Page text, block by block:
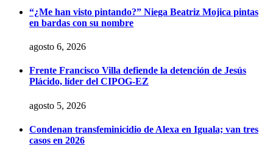
“¿Me han visto pintando?” Niega Beatriz Mojica pintas
en bardas con su nombre
agosto 6, 2026
Frente Francisco Villa defiende la detención de Jesús
Plácido, líder del CIPOG-EZ
agosto 5, 2026
Condenan transfeminicidio de Alexa en Iguala; van tres
casos en 2026